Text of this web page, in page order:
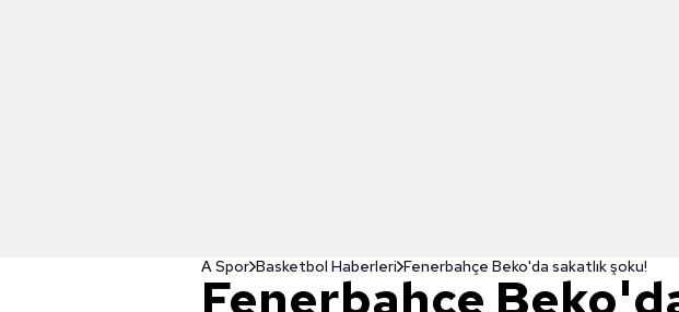
A Spor Basketbol Haberleri Fenerbahçe Beko'da sakatlık şoku!
Fenerbahçe